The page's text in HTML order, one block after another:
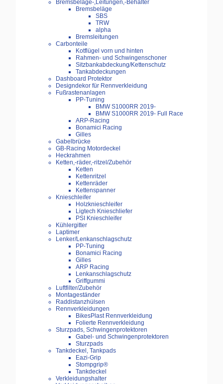
Bremsbeläge-,Leitungen,-Behälter
Bremsbeläge
SBS
TRW
alpha
Bremsleitungen
Carbonteile
Kotflügel vorn und hinten
Rahmen- und Schwingenschoner
Sitzbankabdeckung/Kettenschutz
Tankabdeckungen
Dashboard Protektor
Designdekor für Rennverkleidung
Fußrastenanlagen
PP-Tuning
BMW S1000RR 2019-
BMW S1000RR 2019- Full Race
ARP-Racing
Bonamici Racing
Gilles
Gabelbrücke
GB-Racing Motordeckel
Heckrahmen
Ketten,-räder,-ritzel/Zubehör
Ketten
Kettenritzel
Kettenräder
Kettenspanner
Knieschleifer
Holzknieschleifer
Ligtech Knieschliefer
PSI Knieschleifer
Kühlergitter
Laptimer
Lenker/Lenkanschlagschutz
PP-Tuning
Bonamici Racing
Gilles
ARP Racing
Lenkanschlagschutz
Griffgummi
Luftfilter/Zubehör
Montageständer
Raddistanzhülsen
Rennverkleidungen
BikesPlast Rennverkleidung
Folierte Rennverkleidung
Sturzpads, Schwingenprotektoren
Gabel- und Schwingenprotektoren
Sturzpads
Tankdeckel, Tankpads
Eazi-Grip
Stompgrip®
Tankdeckel
Verkleidungshalter